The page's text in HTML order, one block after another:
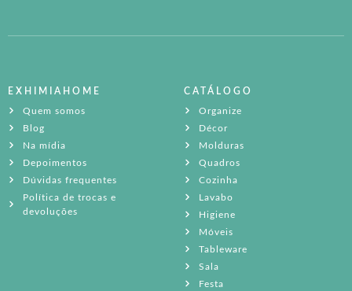
EXHIMIAHOME
Quem somos
Blog
Na mídia
Depoimentos
Dúvidas frequentes
Política de trocas e
devoluções
CATÁLOGO
Organize
Décor
Molduras
Quadros
Cozinha
Lavabo
Higiene
Móveis
Tableware
Sala
Festa